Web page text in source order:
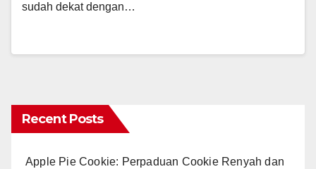
sudah dekat dengan…
Recent Posts
Apple Pie Cookie: Perpaduan Cookie Renyah dan